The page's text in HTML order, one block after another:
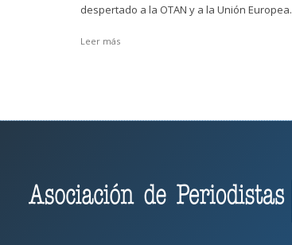
despertado a la OTAN y a la Unión Europea.
Leer más